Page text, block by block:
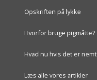
Opskriften på lykke
Hvorfor bruge pigmåtte?
Hvad nu hvis det er nemt
Læs alle vores artikler